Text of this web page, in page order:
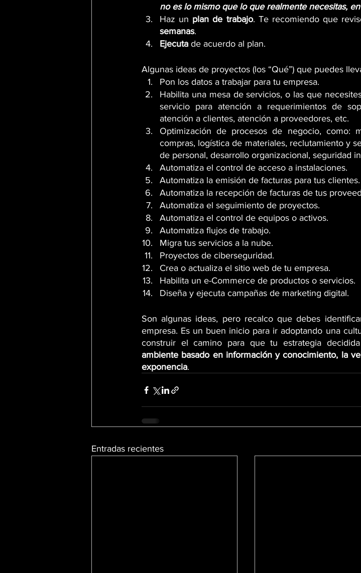
no es lo mismo que lo que realmente necesitas,
Haz un plan de trabajo. Te recomiendo que
semanas.
Ejecuta de acuerdo al plan.
Algunas ideas de proyectos (los “Qué”) que puedes
Pon los datos a trabajar para tu empresa.
Habilita una mesa de servicios, o las que
servicio para atención a requerimientos de
atención a clientes, atención a proveedores, etc.
Optimización de procesos de negocio, como:
compras, logística de materiales, reclutamiento y
de personal, desarrollo organizacional, seguridad
Automatiza el control de acceso a instalaciones.
Automatiza la emisión de facturas para tus clientes.
Automatiza la recepción de facturas de tus
Automatiza el seguimiento de proyectos.
Automatiza el control de equipos o activos.
Automatiza flujos de trabajo.
Migra tus servicios a la nube.
Proyectos de ciberseguridad.
Crea o actualiza el sitio web de tu empresa.
Habilita un e-Commerce de productos o servicios.
Diseña y ejecuta campañas de marketing digital.
Son algunas ideas, pero recalco que debes
empresa. Es un buen inicio para ir adoptando una
construir el camino para que tu estrategia
ambiente basado en información y conocimiento, la
exponencia.
Entradas recientes